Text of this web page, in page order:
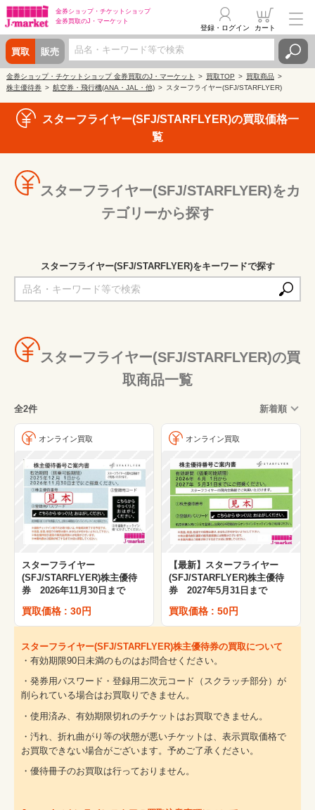
金券ショップ・ チケットショップ
金券買取のJ・マーケット
買取 販売
登録・ログイン カート
金券ショップ・チケットショップ 金券買取のJ・マーケット 買取TOP
買取商品
株主優待券
航空券・飛行機(ANA・JAL・他) スターフライヤー(SFJ/STARFLYER)
スターフライヤー(SFJ/STARFLYER)の買取価格一
覧
スターフライヤー(SFJ/STARFLYER)をカ
テゴリーから探す
スターフライヤー(SFJ/STARFLYER)をキーワードで探す
スターフライヤー(SFJ/STARFLYER)の買
取商品一覧
全2件 新着順
オンライン買取
スターフライヤー
(SFJ/STARFLYER)株主優待
券 2026年11月30日まで
買取価格 : 30円
オンライン買取
【最新】スターフライヤー
(SFJ/STARFLYER)株主優待
券 2027年5月31日まで
買取価格 : 50円
スターフライヤー(SFJ/STARFLYER)株主優待券の買取について
・有効期限90日未満のものはお問合せください。
・発券用パスワード・登録用二次元コード（スクラッチ部分）が
削られている場合はお買取りできません。
・使用済み、有効期限切れのチケットはお買取できません。
・汚れ、折れ曲がり等の状態が悪いチケットは、表示買取価格で
お買取できない場合がございます。予めご了承ください。
・優待冊子のお買取は行っておりません。